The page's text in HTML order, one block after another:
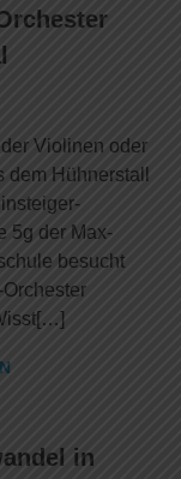
Violinen oder
dem Hühnerstall
5g der Max-
besucht
in